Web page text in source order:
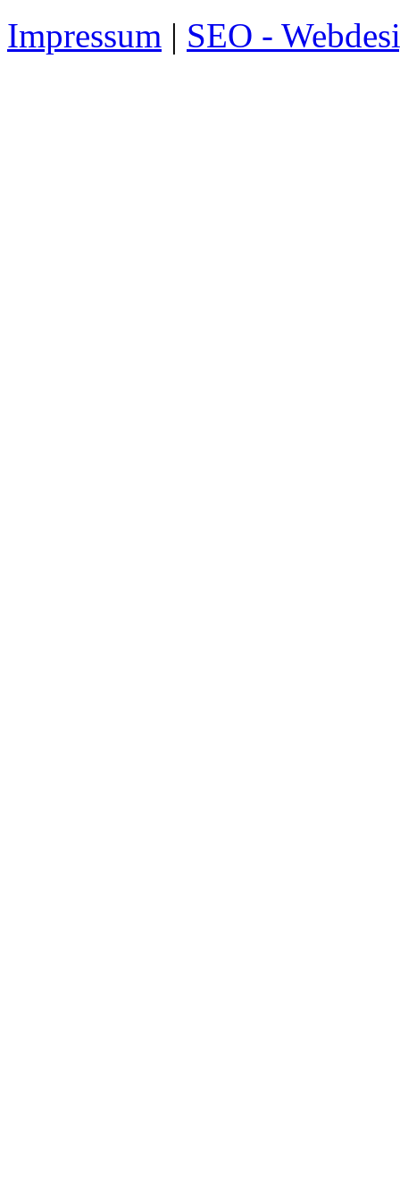
Impressum | SEO -